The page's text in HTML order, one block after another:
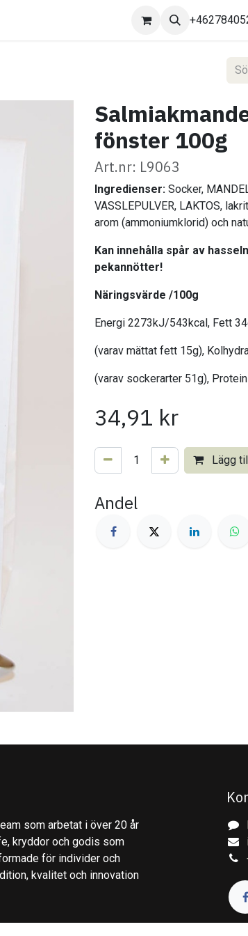
fönster 100g
Art.nr: L9063
Ingredienser: Socker,
VASSLEPULVER, LAKTOS,
arom (ammoniumklorid) och
Kan innehålla spår av
pekannötter!
Näringsvärde /100g
Energi 2273kJ/543kcal, Fett
(varav mättat fett 15g),
(varav sockerarter 51g),
34,91 kr
Lägg
Andel
som arbetat i över 20 år
kryddor och godis som
för individer och
kvalitet och innovation